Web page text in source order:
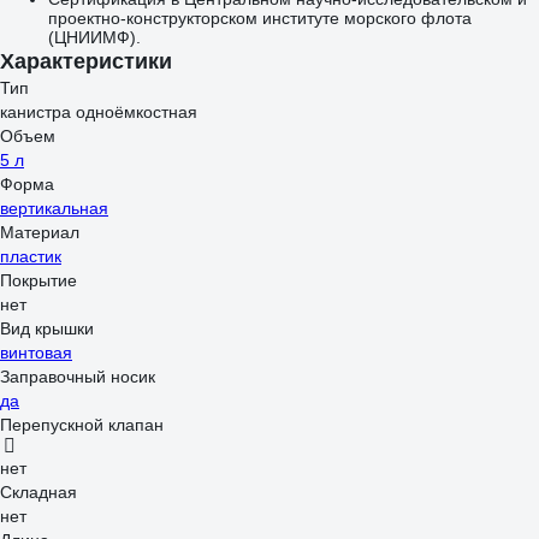
проектно-конструкторском институте морского флота
(ЦНИИМФ).
Характеристики
Тип
канистра одноёмкостная
Объем
5 л
Форма
вертикальная
Материал
пластик
Покрытие
нет
Вид крышки
винтовая
Заправочный носик
да
Перепускной клапан
нет
Складная
нет